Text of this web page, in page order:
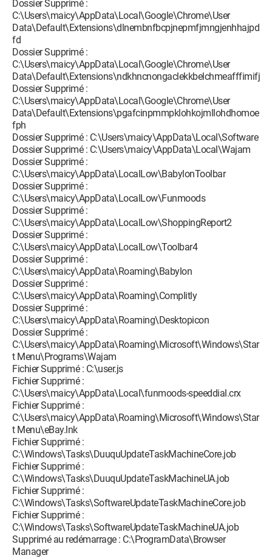
Dossier Supprimé :
C:\Users\maicy\AppData\Local\Google\Chrome\User
Data\Default\Extensions\dlnembnfbcpjnepmfjmngjenhhajpd
fd
Dossier Supprimé :
C:\Users\maicy\AppData\Local\Google\Chrome\User
Data\Default\Extensions\ndkhncnongaclekkbelchmeafffimifj
Dossier Supprimé :
C:\Users\maicy\AppData\Local\Google\Chrome\User
Data\Default\Extensions\pgafcinpmmpklohkojmllohdhomoe
fph
Dossier Supprimé : C:\Users\maicy\AppData\Local\Software
Dossier Supprimé : C:\Users\maicy\AppData\Local\Wajam
Dossier Supprimé :
C:\Users\maicy\AppData\LocalLow\BabylonToolbar
Dossier Supprimé :
C:\Users\maicy\AppData\LocalLow\Funmoods
Dossier Supprimé :
C:\Users\maicy\AppData\LocalLow\ShoppingReport2
Dossier Supprimé :
C:\Users\maicy\AppData\LocalLow\Toolbar4
Dossier Supprimé :
C:\Users\maicy\AppData\Roaming\Babylon
Dossier Supprimé :
C:\Users\maicy\AppData\Roaming\Complitly
Dossier Supprimé :
C:\Users\maicy\AppData\Roaming\Desktopicon
Dossier Supprimé :
C:\Users\maicy\AppData\Roaming\Microsoft\Windows\Star
t Menu\Programs\Wajam
Fichier Supprimé : C:\user.js
Fichier Supprimé :
C:\Users\maicy\AppData\Local\funmoods-speeddial.crx
Fichier Supprimé :
C:\Users\maicy\AppData\Roaming\Microsoft\Windows\Star
t Menu\eBay.lnk
Fichier Supprimé :
C:\Windows\Tasks\DuuquUpdateTaskMachineCore.job
Fichier Supprimé :
C:\Windows\Tasks\DuuquUpdateTaskMachineUA.job
Fichier Supprimé :
C:\Windows\Tasks\SoftwareUpdateTaskMachineCore.job
Fichier Supprimé :
C:\Windows\Tasks\SoftwareUpdateTaskMachineUA.job
Supprimé au redémarrage : C:\ProgramData\Browser
Manager